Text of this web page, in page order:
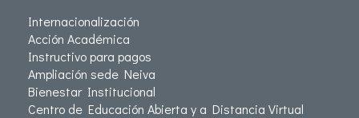
Internacionalización
Acción Académica
Instructivo para pagos
Ampliación sede Neiva
Bienestar Institucional
Centro de Educación Abierta y a Distancia Virtual